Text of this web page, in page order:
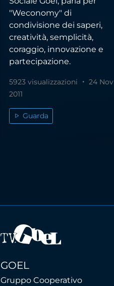
"Weconomy" di
condivisione dei saperi,
creatività, semplicità,
coraggio, innovazione e
partecipazione.
5923 visualizzazioni
24 Nov
2011
Guarda
GOEL
Gruppo Cooperativo